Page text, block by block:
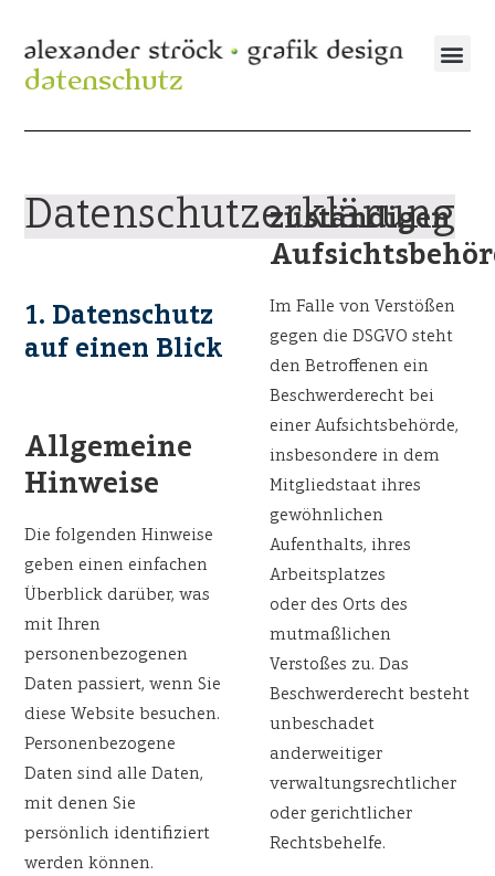
datenschutz
Datenschutzerklärung
1. Datenschutz
auf einen Blick
Allgemeine
Hinweise
Die folgenden Hinweise
geben einen einfachen
Überblick darüber, was
mit Ihren
personenbezogenen
Daten passiert, wenn Sie
diese Website besuchen.
Personenbezogene
Daten sind alle Daten,
mit denen Sie
persönlich identifiziert
werden können.
zuständigen
Im Falle von Verstößen
gegen die DSGVO steht
den Betroffenen ein
Beschwerderecht bei
einer Aufsichtsbehörde,
insbesondere in dem
Mitgliedstaat ihres
gewöhnlichen
Aufenthalts, ihres
Arbeitsplatzes
oder des Orts des
mutmaßlichen
Verstoßes zu. Das
Beschwerderecht besteht
unbeschadet
anderweitiger
verwaltungsrechtlicher
oder gerichtlicher
Rechtsbehelfe.